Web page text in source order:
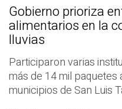
Gobierno prioriza
alimentarios en la
lluvias
Participaron varias
más de 14 mil paquetes
municipios de San Luis